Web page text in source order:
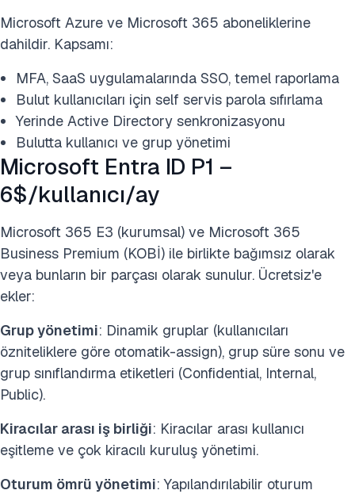
Microsoft Azure ve Microsoft 365 aboneliklerine
dahildir. Kapsamı:
MFA, SaaS uygulamalarında SSO, temel raporlama
Bulut kullanıcıları için self servis parola sıfırlama
Yerinde Active Directory senkronizasyonu
Bulutta kullanıcı ve grup yönetimi
Microsoft Entra ID P1 –
6$/kullanıcı/ay
Microsoft 365 E3 (kurumsal) ve Microsoft 365
Business Premium (KOBİ) ile birlikte bağımsız olarak
veya bunların bir parçası olarak sunulur. Ücretsiz'e
ekler:
Grup yönetimi: Dinamik gruplar (kullanıcıları
özniteliklere göre otomatik-assign), grup süre sonu ve
grup sınıflandırma etiketleri (Confidential, Internal,
Public).
Kiracılar arası iş birliği: Kiracılar arası kullanıcı
eşitleme ve çok kiracılı kuruluş yönetimi.
Oturum ömrü yönetimi: Yapılandırılabilir oturum